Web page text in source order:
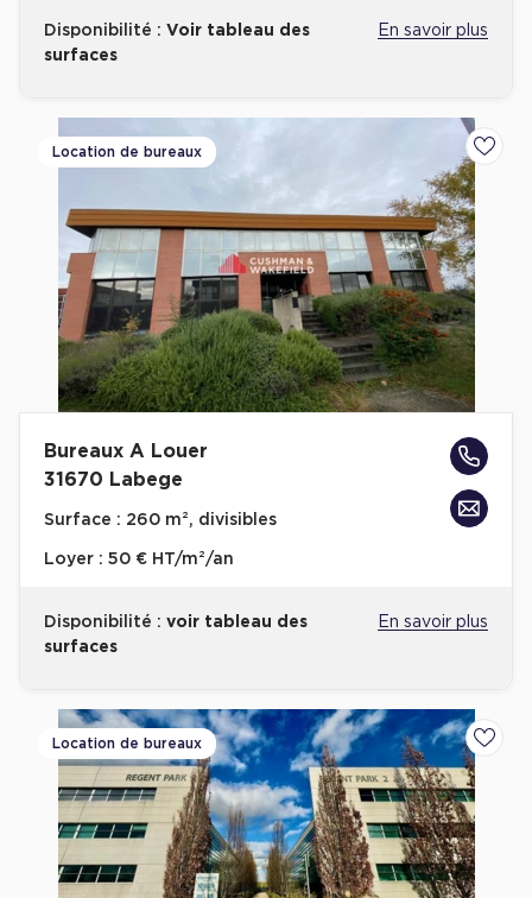
Disponibilité : Voir tableau des
surfaces
En savoir plus
Location de bureaux
Bureaux A Louer
31670 Labege
Surface : 260 m², divisibles
Loyer : 50 € HT/m²/an
Disponibilité : voir tableau des
surfaces
En savoir plus
Location de bureaux